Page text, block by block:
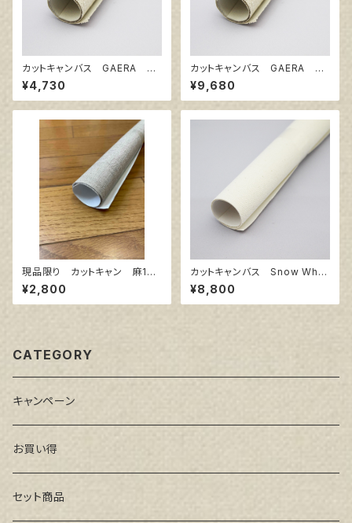
カットキャンバス GAERA F
S25
¥4,730
カットキャンバス GAERA F
S50
¥9,680
現品限り カットキャン 麻10
0％ F8 (5枚組)
¥2,800
カットキャンバス Snow Whit
e SPC F100
¥8,800
CATEGORY
キャンペーン
お買い得
セット商品